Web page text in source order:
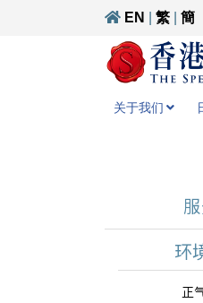
EN 繁 簡
关于我们
环
正